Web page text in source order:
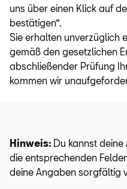
uns über einen Klick auf
bestätigen“.
Sie erhalten unverzüglich
gemäß den gesetzlichen
abschließender Prüfung
kommen wir
Hinweis: Du kannst
die entsprechenden
deine Angaben sorgfältig